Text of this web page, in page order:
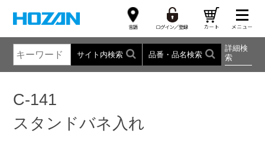
サイト内検索 品番・品名検索
詳細検
索
C-141
スタンドバネ入れ